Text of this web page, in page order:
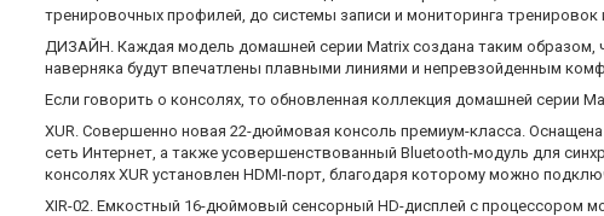
тренировочных профилей, до системы записи и мониторинга
ДИЗАЙН. Каждая модель домашней серии Matrix создана таким образом,
наверняка будут впечатлены плавными линиями и непревзойденным
Если говорить о консолях, то обновленная коллекция домашней серии
XUR. Совершенно новая 22-дюймовая консоль премиум-класса.
сеть Интернет, а также усовершенствованный Bluetooth-модуль для
консолях XUR установлен HDMI-порт, благодаря которому можно
XIR-02. Емкостный 16-дюймовый сенсорный HD-дисплей с процессором